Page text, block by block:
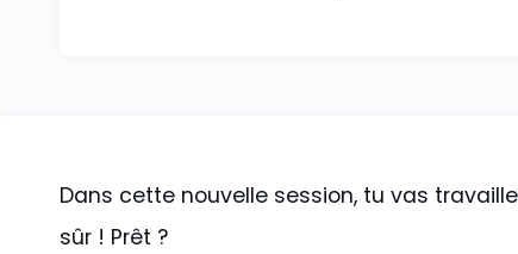
Dans cette nouvelle session, tu vas
sûr ! Prêt ?